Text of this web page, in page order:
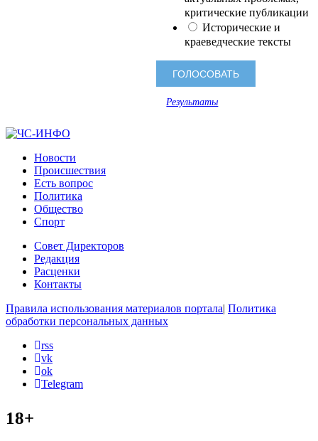
критические публикации
Исторические и
краеведческие тексты
Результаты
Новости
Происшествия
Есть вопрос
Политика
Общество
Спорт
Совет Директоров
Редакция
Расценки
Контакты
Правила использования материалов портала| Политика
обработки персональных данных
rss
vk
ok
Telegram
18+